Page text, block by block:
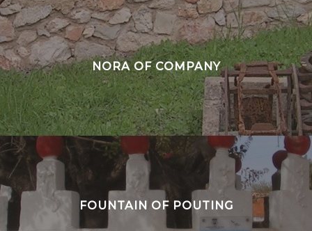
NORA OF COMPANY
FOUNTAIN OF POUTING